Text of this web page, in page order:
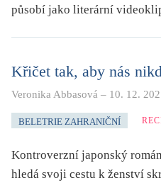
působí jako literární
Křičet tak, aby nás
Veronika Abbasová – 10. 12.
BELETRIE ZAHRANIČNÍ
Kontroverzní japonský
hledá svoji cestu k ženství